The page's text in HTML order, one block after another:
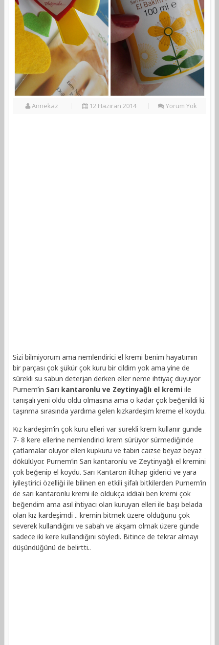
Annekaz 12 Haziran 2014 Yorum Yok
Sizi bilmiyorum ama nemlendirici el kremi benim hayatımın
bir parçası çok şükür çok kuru bir cildim yok ama yine de
sürekli su sabun deterjan derken eller neme ihtiyaç duyuyor
Purnem’in Sarı kantaronlu ve Zeytinyağlı el kremiile
tanışalı yeni oldu oldu olmasına ama o kadar çok beğenildi ki
taşınma sırasında yardıma gelen kızkardeşim kreme el koydu.
Kız kardeşim’in çok kuru elleri var sürekli krem kullanır günde
7- 8 kere ellerine nemlendirici krem sürüyor sürmediğinde
çatlamalar oluyor elleri kupkuru ve tabiri caizse beyaz beyaz
dökülüyor. Purnem’in Sarı kantaronlu ve Zeytinyağlı el kremini
çok beğenip el koydu. Sarı Kantaron iltihap giderici ve yara
iyileştirici özelliği ile bilinen en etkili şifalı bitkilerden Purnem’in
de sarı kantaronlu kremi ile oldukça iddialı ben kremi çok
beğendim ama asıl ihtiyacı olan kuruyan elleri ile başı belada
olan kız kardeşimdi .. kremin bitmek üzere olduğunu çok
severek kullandığını ve sabah ve akşam olmak üzere günde
sadece iki kere kullandığını söyledi. Bitince de tekrar almayı
düşündüğünü de belirtti..